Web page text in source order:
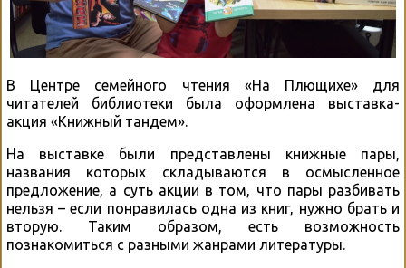
В Центре семейного чтения «На Плющихе» для
читателей библиотеки была оформлена выставка-
акция «Книжный тандем».
На выставке были представлены книжные пары,
названия которых складываются в осмысленное
предложение, а суть акции в том, что пары разбивать
нельзя – если понравилась одна из книг, нужно брать и
вторую. Таким образом, есть возможность
познакомиться с разными жанрами литературы.